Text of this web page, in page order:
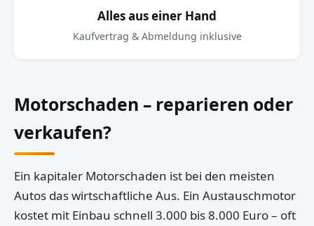
Alles aus einer Hand
Kaufvertrag & Abmeldung inklusive
Motorschaden – reparieren oder
verkaufen?
Ein kapitaler Motorschaden ist bei den meisten
Autos das wirtschaftliche Aus. Ein Austauschmotor
kostet mit Einbau schnell 3.000 bis 8.000 Euro – oft